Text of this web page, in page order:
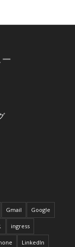
Gmail Google
ingress
LinkedIn